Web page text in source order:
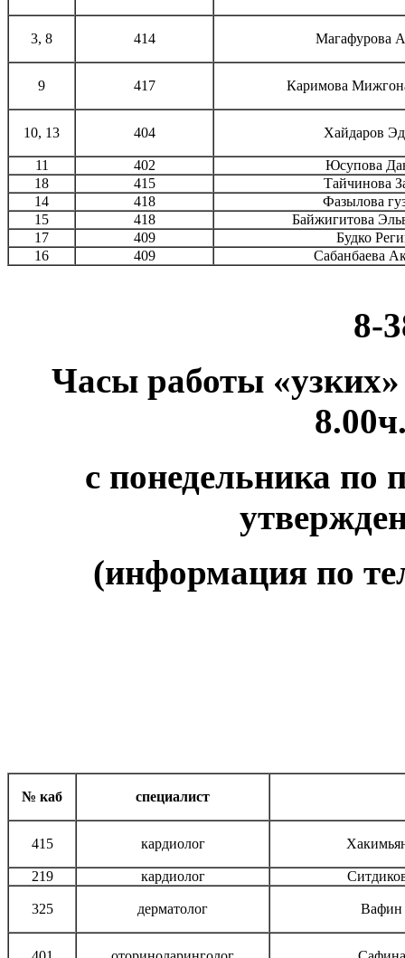
3, 8 414 Магафурова
9 417 Каримова
10, 13 404 Хайдаров
11 402
Юсупова
18
415
Тайчинова
14
418
Фазылова
15
418
Байжигитова
17
409
Будко
16
409 Сабанбаева
8-
Часы работы «узких»
с понедельника по
(информация по
№ каб специалист
415 кардиолог
219 кардиолог
325 дерматолог Вафин